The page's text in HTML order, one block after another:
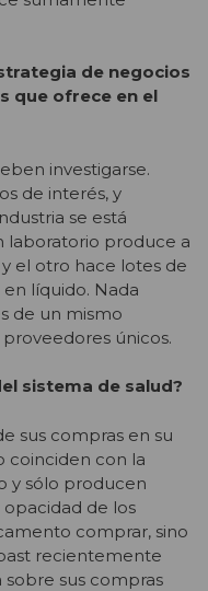
de negocios
que ofrece en el
investigarse.
de interés, y
se está
laboratorio produce a
el otro hace lotes de
líquido. Nada
de un mismo
únicos.
sistema de salud?
sus compras en su
coinciden con la
y sólo producen
opacidad de los
comprar, sino
recientemente
sus compras